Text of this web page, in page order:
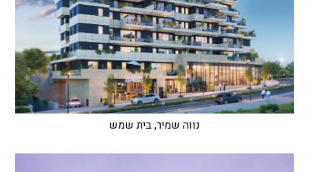
נווה שמיר, בית שמש